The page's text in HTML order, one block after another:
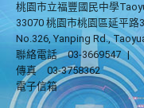
桃園市立福豐國民中學
33070 桃園市桃園區延平路
No.326, Yanping Rd.,
聯絡電話
03-3669547 |
傳真
03-3758362
電子信箱